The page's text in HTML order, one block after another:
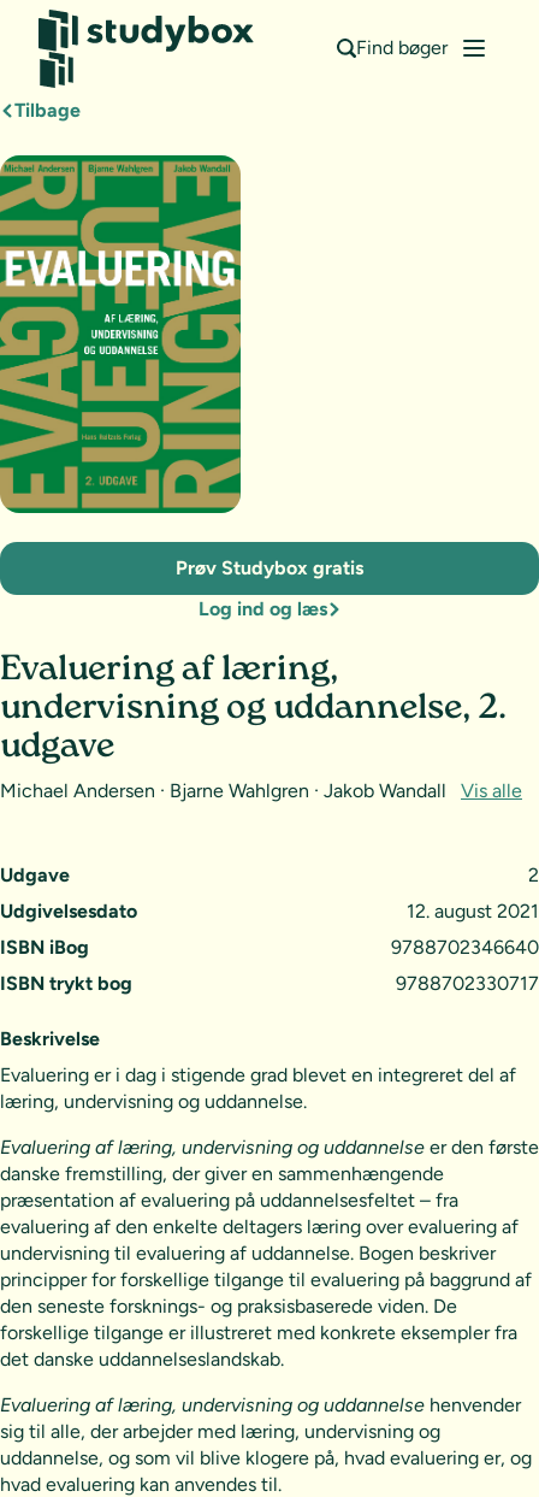
Find bøger
Tilbage
Udgave
2
Udgivelsesdato
12. august 2021
ISBN iBog
9788702346640
ISBN trykt bog
9788702330717
Evaluering af læring,
undervisning og uddannelse, 2.
udgave
Michael Andersen · Bjarne Wahlgren · Jakob Wandall Vis alle
Prøv Studybox gratis
Log ind og læs
Beskrivelse
Evaluering er i dag i stigende grad blevet en integreret del af
læring, undervisning og uddannelse.
Evaluering af læring, undervisning og uddannelse er den første
danske fremstilling, der giver en sammenhængende
præsentation af evaluering på uddannelsesfeltet – fra
evaluering af den enkelte deltagers læring over evaluering af
undervisning til evaluering af uddannelse. Bogen beskriver
principper for forskellige tilgange til evaluering på baggrund af
den seneste forsknings- og praksisbaserede viden. De
forskellige tilgange er illustreret med konkrete eksempler fra
det danske uddannelseslandskab.
Evaluering af læring, undervisning og uddannelse henvender
sig til alle, der arbejder med læring, undervisning og
uddannelse, og som vil blive klogere på, hvad evaluering er, og
hvad evaluering kan anvendes til.